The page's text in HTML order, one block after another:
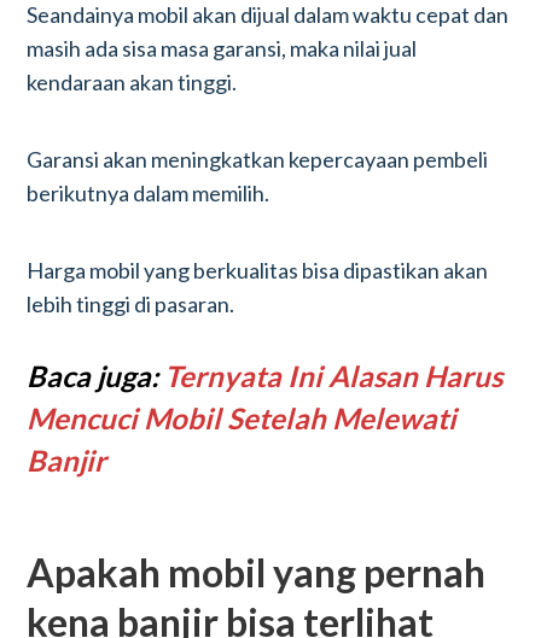
Seandainya mobil akan dijual dalam waktu cepat dan
masih ada sisa masa garansi, maka nilai jual
kendaraan akan tinggi.
Garansi akan meningkatkan kepercayaan pembeli
berikutnya dalam memilih.
Harga mobil yang berkualitas bisa dipastikan akan
lebih tinggi di pasaran.
Baca juga: Ternyata Ini Alasan Harus
Mencuci Mobil Setelah Melewati
Banjir
Apakah mobil yang pernah
kena banjir bisa terlihat